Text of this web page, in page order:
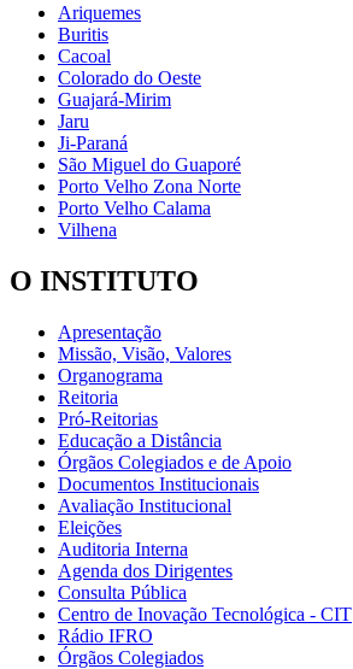
Ariquemes
Buritis
Cacoal
Colorado do Oeste
Guajará-Mirim
Jaru
Ji-Paraná
São Miguel do Guaporé
Porto Velho Zona Norte
Porto Velho Calama
Vilhena
O INSTITUTO
Apresentação
Missão, Visão, Valores
Organograma
Reitoria
Pró-Reitorias
Educação a Distância
Órgãos Colegiados e de Apoio
Documentos Institucionais
Avaliação Institucional
Eleições
Auditoria Interna
Agenda dos Dirigentes
Consulta Pública
Centro de Inovação Tecnológica - CIT
Rádio IFRO
Órgãos Colegiados